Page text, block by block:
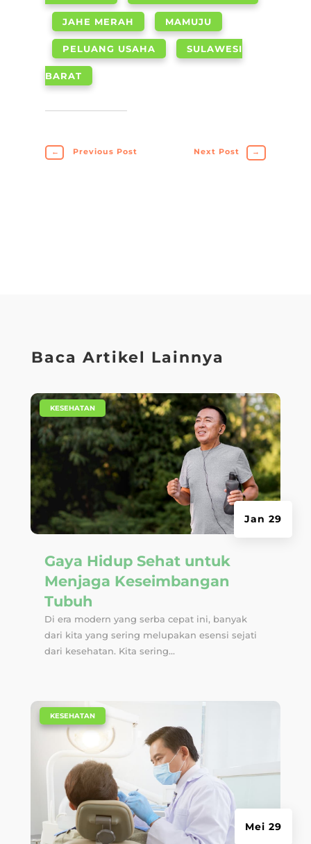
JAHE MERAH MAMUJU
PELUANG USAHA SULAWESI
BARAT
← Previous Post Next Post →
Baca Artikel Lainnya
Gaya Hidup Sehat untuk
Menjaga Keseimbangan
Tubuh
Jan 29
KESEHATAN
Di era modern yang serba cepat ini, banyak
dari kita yang sering melupakan esensi sejati
dari kesehatan. Kita sering...
Mei 29
KESEHATAN